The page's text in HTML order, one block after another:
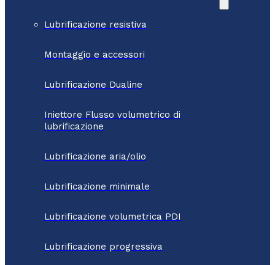
Lubrificazione resistiva
Montaggio e accessori
Lubrificazione Dualine
Iniettore Flusso volumetrico di
lubrificazione
Lubrificazione aria/olio
Lubrificazione minimale
Lubrificazione volumetrica PDI
Lubrificazione progressiva